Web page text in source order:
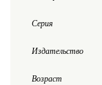
Серия
Издательство
Возраст